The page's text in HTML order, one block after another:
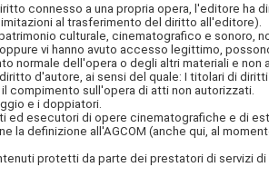
connesso a una propria opera, l'editore ha
al trasferimento del diritto all'editore).
culturale, cinematografico e sonoro,
vi hanno avuto accesso legittimo,
normale dell'opera o degli altri materiali e non
d'autore, ai sensi del quale: I titolari di
sull'opera di atti non autorizzati.
e i doppiatori.
ed esecutori di opere cinematografiche e di
definizione all'AGCOM (anche qui, al
protetti da parte dei prestatori di servizi